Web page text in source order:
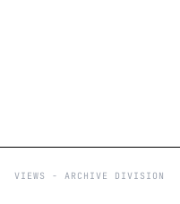
VIEWS - ARCHIVE DIVISION